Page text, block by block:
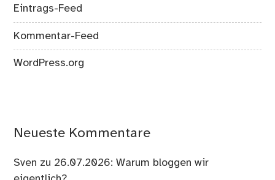
Eintrags-Feed
Kommentar-Feed
WordPress.org
Neueste Kommentare
Sven zu 26.07.2026: Warum bloggen wir